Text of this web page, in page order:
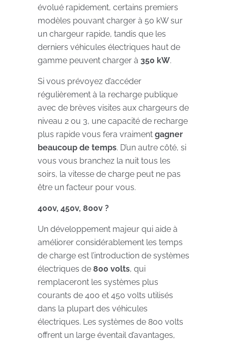
évolué rapidement, certains premiers
modèles pouvant charger à 50 kW sur
un chargeur rapide, tandis que les
derniers véhicules électriques haut de
gamme peuvent charger à 350 kW.
Si vous prévoyez d’accéder
régulièrement à la recharge publique
avec de brèves visites aux chargeurs de
niveau 2 ou 3, une capacité de recharge
plus rapide vous fera vraiment gagner
beaucoup de temps. D’un autre côté, si
vous vous branchez la nuit tous les
soirs, la vitesse de charge peut ne pas
être un facteur pour vous.
400v, 450v, 800v ?
Un développement majeur qui aide à
améliorer considérablement les temps
de charge est l’introduction de systèmes
électriques de 800 volts, qui
remplaceront les systèmes plus
courants de 400 et 450 volts utilisés
dans la plupart des véhicules
électriques. Les systèmes de 800 volts
offrent un large éventail d’avantages,